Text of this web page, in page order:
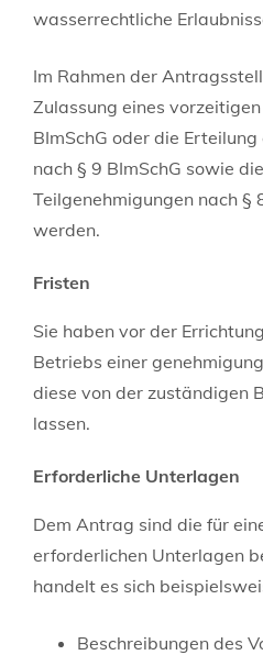
wasserrechtliche
Im Rahmen der
Zulassung eines
BImSchG oder die
nach § 9 BImSchG sowie
Teilgenehmigungen nach §
werden.
Fristen
Sie haben vor der
Betriebs einer
diese von der zuständigen
lassen.
Erforderliche Unterlagen
Dem Antrag sind die für
erforderlichen Unterlagen
handelt es sich
Beschreibungen des